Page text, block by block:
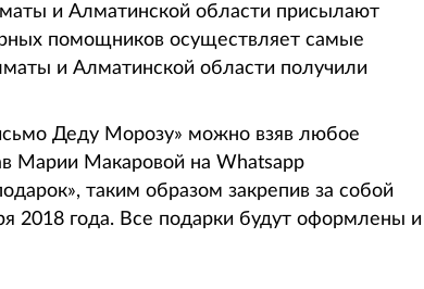
и Алматинской области присылают
помощников осуществляет самые
и Алматинской области получили
Деду Морозу» можно взяв любое
Марии Макаровой на Whatsapp
таким образом закрепив за собой
2018 года. Все подарки будут оформлены и